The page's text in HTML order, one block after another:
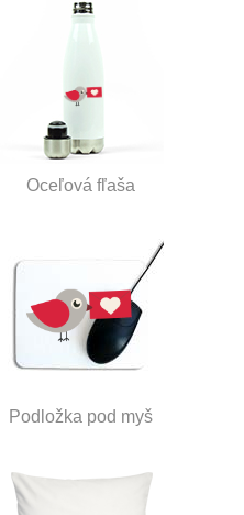
Oceľová fľaša
Podložka pod myš